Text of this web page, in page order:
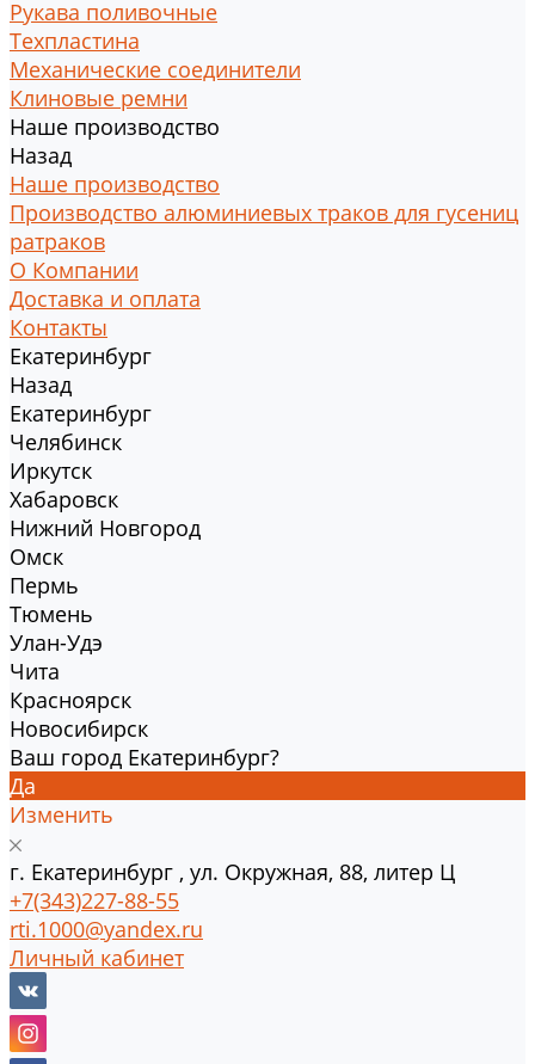
Рукава поливочные
Техпластина
Механические соединители
Клиновые ремни
Наше производство
Назад
Наше производство
Производство алюминиевых траков для гусениц
ратраков
О Компании
Доставка и оплата
Контакты
Екатеринбург
Назад
Екатеринбург
Челябинск
Иркутск
Хабаровск
Нижний Новгород
Омск
Пермь
Тюмень
Улан-Удэ
Чита
Красноярск
Новосибирск
Ваш город Екатеринбург?
Да
Изменить
г. Екатеринбург , ул. Окружная, 88, литер Ц
+7(343)227-88-55
rti.1000@yandex.ru
Личный кабинет